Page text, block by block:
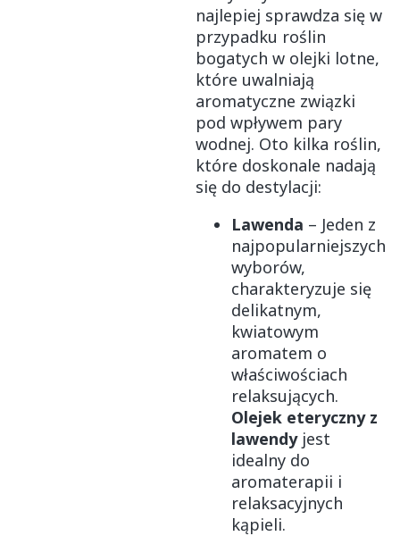
najlepiej sprawdza się w
przypadku roślin
bogatych w olejki lotne,
które uwalniają
aromatyczne związki
pod wpływem pary
wodnej. Oto kilka roślin,
które doskonale nadają
się do destylacji:
Lawenda – Jeden z
najpopularniejszych
wyborów,
charakteryzuje się
delikatnym,
kwiatowym
aromatem o
właściwościach
relaksujących.
Olejek eteryczny z
lawendyjest
idealny do
aromaterapii i
relaksacyjnych
kąpieli.